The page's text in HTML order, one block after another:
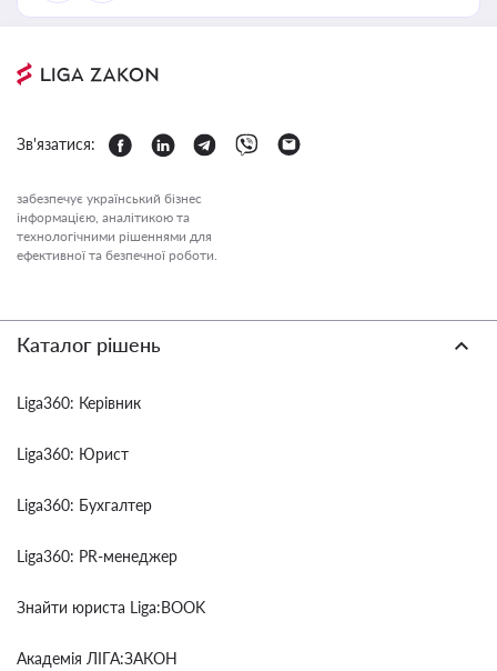
Зв'язатися:
забезпечує український бізнес
інформацією, аналітикою та
технологічними рішеннями для
ефективної та безпечної роботи.
Каталог рішень
Liga360: Керівник
Liga360: Юрист
Liga360: Бухгалтер
Liga360: PR-менеджер
Знайти юриста Liga:BOOK
Академія ЛІГА:ЗАКОН